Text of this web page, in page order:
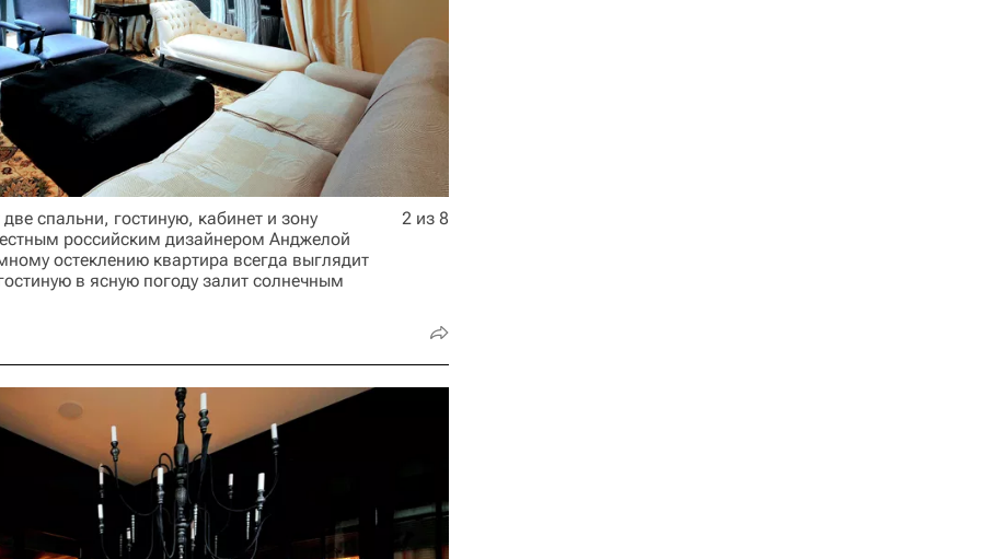
спальни, гостиную, кабинет и зону
российским дизайнером Анджелой
остеклению квартира всегда выглядит
в ясную погоду залит солнечным
2 из 8